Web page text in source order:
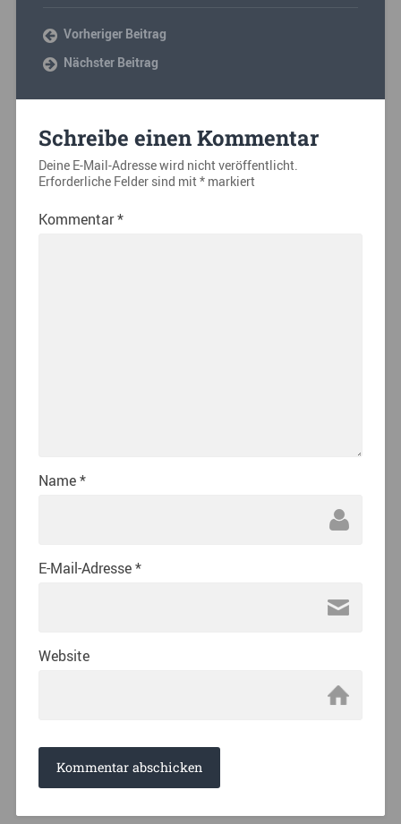
Vorheriger Beitrag
Nächster Beitrag
Schreibe einen Kommentar
Deine E-Mail-Adresse wird nicht veröffentlicht.
Erforderliche Felder sind mit*markiert
Kommentar*
Name*
E-Mail-Adresse*
Website